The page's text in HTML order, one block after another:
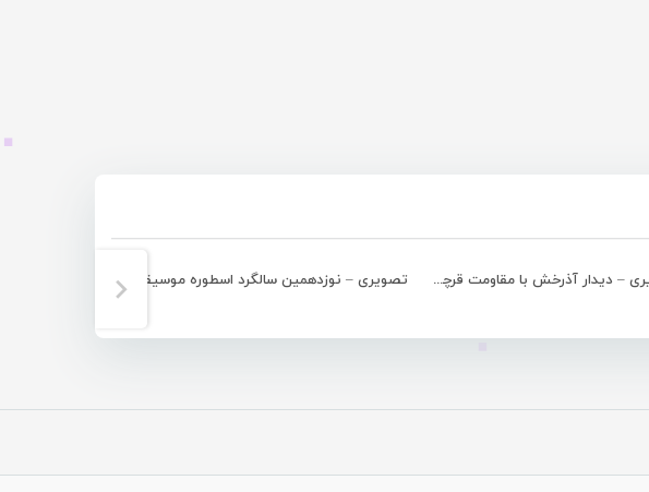
گزارش تصویری – دیدار آذرخش با مقاومت قرچک تصویری – نوزدهمین سالگرد اسطوره موسیقی جنوب “ناصریا”